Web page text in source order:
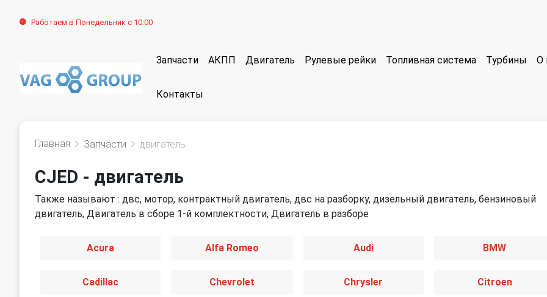
Работаем в Понедельник с 10:00
Запчасти АКПП Двигатель Рулевые рейки Топливная система Турбины О
Контакты
Главная Запчасти двигатель
CJED - двигатель
Также называют : двс, мотор, контрактный двигатель, двс на разборку, дизельный двигатель, бензиновый
двигатель, Двигатель в сборе 1-й комплектности, Двигатель в разборе
Acura Alfa Romeo Audi BMW
Cadillac Chevrolet Chrysler Citroen